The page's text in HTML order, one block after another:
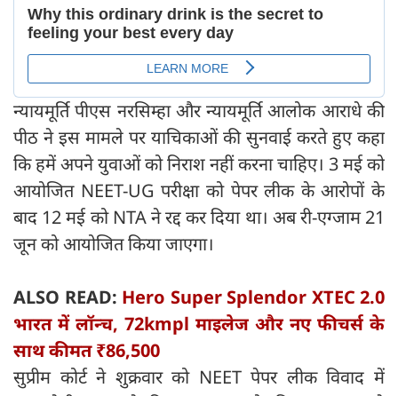
न्यायमूर्ति पीएस नरसिम्हा और न्यायमूर्ति आलोक आराधे की
पीठ ने इस मामले पर याचिकाओं की सुनवाई करते हुए कहा
कि हमें अपने युवाओं को निराश नहीं करना चाहिए। 3 मई को
आयोजित NEET-UG परीक्षा को पेपर लीक के आरोपों के
बाद 12 मई को NTA ने रद्द कर दिया था। अब री-एग्जाम 21
जून को आयोजित किया जाएगा।
ALSO READ: Hero Super Splendor XTEC 2.0
भारत में लॉन्च, 72kmpl माइलेज और नए फीचर्स के
साथ कीमत ₹86,500
सुप्रीम कोर्ट ने शुक्रवार को NEET पेपर लीक विवाद में